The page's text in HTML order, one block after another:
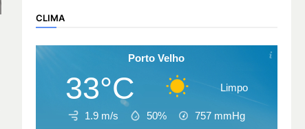
CLIMA
Porto Velho
33°C Limpo
1.9 m/s 50% 757 mmHg